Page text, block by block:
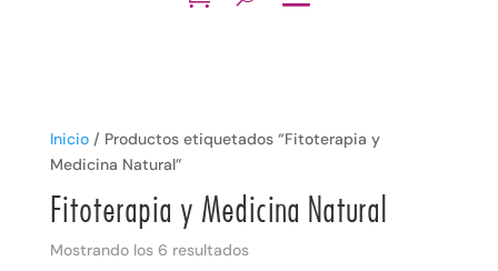
Inicio/ Productos etiquetados “Fitoterapia y
Medicina Natural”
Fitoterapia y Medicina Natural
Mostrando los 6 resultados